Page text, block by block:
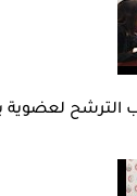
الترشح لعضوية